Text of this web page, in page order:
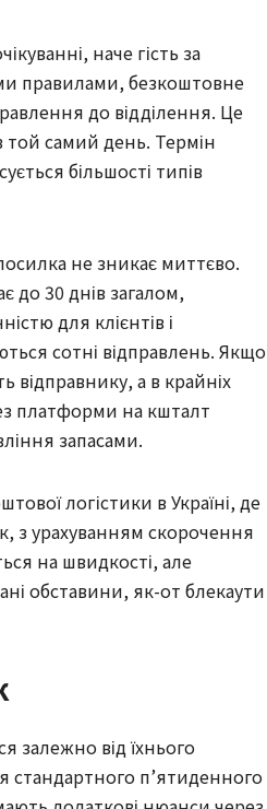
наче гість за
правилами, безкоштовне
до відділення. Це
той самий день. Термін
більшості типів
не зникає миттєво.
до 30 днів загалом,
для клієнтів і
сотні відправлень. Якщо
відправнику, а в крайніх
платформи на кшталт
запасами.
логістики в Україні, де
з урахуванням скорочення
на швидкості, але
обставини, як-от блекаути
залежно від їхнього
стандартного п’ятиденного